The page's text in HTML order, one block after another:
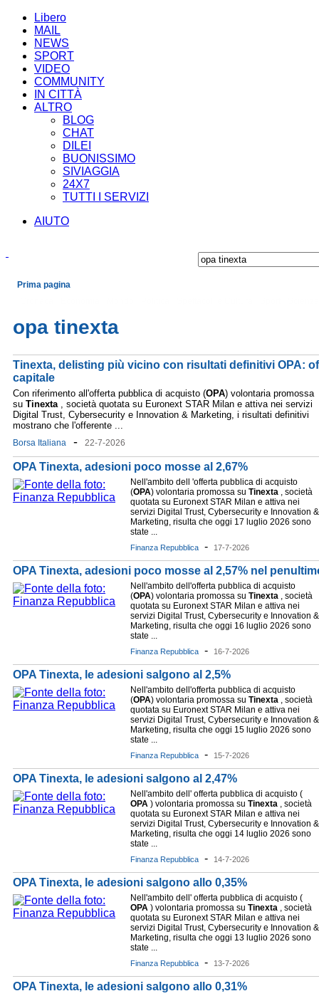
Libero
MAIL
NEWS
SPORT
VIDEO
COMMUNITY
IN CITTÀ
ALTRO
BLOG
CHAT
DILEI
BUONISSIMO
SIVIAGGIA
24X7
TUTTI I SERVIZI
AIUTO
Prima pagina
opa tinexta
Tinexta, delisting più vicino con risultati definitivi OPA:
capitale
Con riferimento all'offerta pubblica di acquisto (OPA) volontaria promossa
su Tinexta, società quotata su Euronext STAR Milan e attiva nei servizi
Digital Trust, Cybersecurity e Innovation & Marketing, i risultati definitivi
mostrano che l'offerente ...
Borsa Italiana - 22-7-2026
OPA Tinexta, adesioni poco mosse al 2,67%
Nell'ambito dell 'offerta pubblica di acquisto
(OPA) volontaria promossa su Tinexta , società
quotata su Euronext STAR Milan e attiva nei
servizi Digital Trust, Cybersecurity e Innovation &
Marketing, risulta che oggi 17 luglio 2026 sono
state ...
Finanza Repubblica - 17-7-2026
OPA Tinexta, adesioni poco mosse al 2,57% nel
Nell'ambito dell'offerta pubblica di acquisto
(OPA) volontaria promossa su Tinexta , società
quotata su Euronext STAR Milan e attiva nei
servizi Digital Trust, Cybersecurity e Innovation &
Marketing, risulta che oggi 16 luglio 2026 sono
state ...
Finanza Repubblica - 16-7-2026
OPA Tinexta, le adesioni salgono al 2,5%
Nell'ambito dell'offerta pubblica di acquisto
(OPA) volontaria promossa su Tinexta , società
quotata su Euronext STAR Milan e attiva nei
servizi Digital Trust, Cybersecurity e Innovation &
Marketing, risulta che oggi 15 luglio 2026 sono
state ...
Finanza Repubblica - 15-7-2026
OPA Tinexta, le adesioni salgono al 2,47%
Nell'ambito dell' offerta pubblica di acquisto (
OPA ) volontaria promossa su Tinexta , società
quotata su Euronext STAR Milan e attiva nei
servizi Digital Trust, Cybersecurity e Innovation &
Marketing, risulta che oggi 14 luglio 2026 sono
state ...
Finanza Repubblica - 14-7-2026
OPA Tinexta, le adesioni salgono allo 0,35%
Nell'ambito dell' offerta pubblica di acquisto (
OPA ) volontaria promossa su Tinexta , società
quotata su Euronext STAR Milan e attiva nei
servizi Digital Trust, Cybersecurity e Innovation &
Marketing, risulta che oggi 13 luglio 2026 sono
state ...
Finanza Repubblica - 13-7-2026
OPA Tinexta, le adesioni salgono allo 0,31%